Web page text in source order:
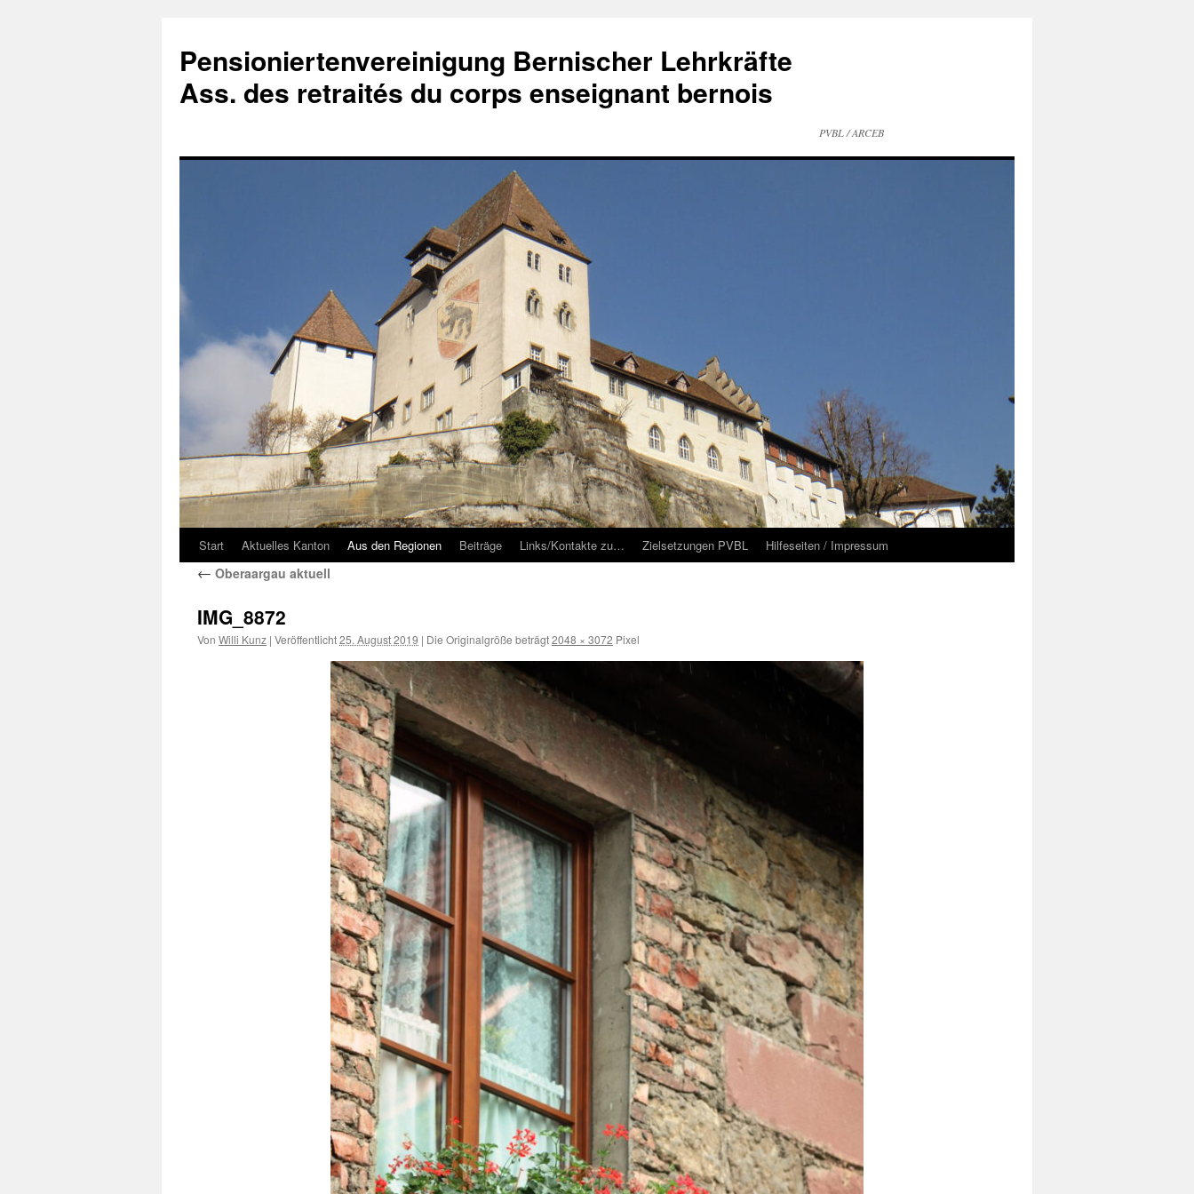
springen
Pensioniertenvereinigung Bernischer Lehrkräfte
Ass. des retraités du corps enseignant bernois
PVBL / ARCEB
Start Aktuelles Kanton Aus den Regionen Beiträge Links/Kontakte zu… Zielsetzungen PVBL Hilfeseiten / Impressum
← Oberaargau aktuell
IMG_8872
Von Willi Kunz | Veröffentlicht25. August 2019 | Die Originalgröße beträgt2048 × 3072 Pixel